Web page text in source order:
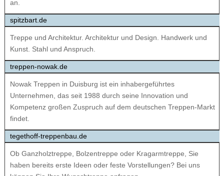
an.
spitzbart.de
Treppe und Architektur. Architektur und Design. Handwerk und
Kunst. Stahl und Anspruch.
treppen-nowak.de
Nowak Treppen in Duisburg ist ein inhabergeführtes
Unternehmen, das seit 1988 durch seine Innovation und
Kompetenz großen Zuspruch auf dem deutschen Treppen-Markt
findet.
tegethoff-treppenbau.de
Ob Ganzholztreppe, Bolzentreppe oder Kragarmtreppe, Sie
haben bereits erste Ideen oder feste Vorstellungen? Bei uns